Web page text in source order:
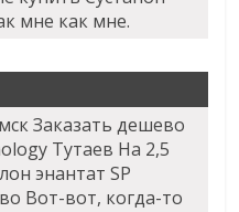
мне как мне.
Заказать дешево
Тутаев На 2,5
энантат SP
Вот-вот, когда-то